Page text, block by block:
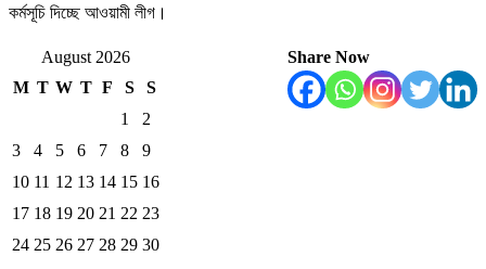
কর্মসূচি দিচ্ছে আওয়ামী লীগ।
Share Now
August 2026
M T W T F S
S
1
2
3
4 5 6 7 8
9
10 11 12 13 14 15 16
17 18 19 20 21 22 23
24 25 26 27 28 29 30